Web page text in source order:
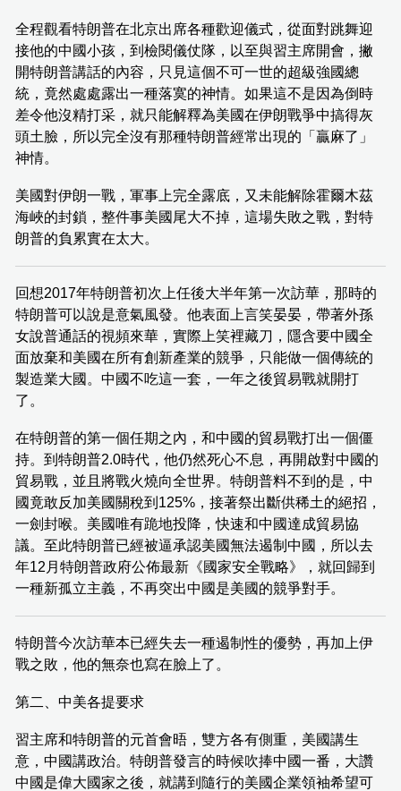
全程觀看特朗普在北京出席各種歡迎儀式，從面對跳舞迎
接他的中國小孩，到檢閱儀仗隊，以至與習主席開會，撇
開特朗普講話的內容，只見這個不可一世的超級強國總
統，竟然處處露出一種落寞的神情。如果這不是因為倒時
差令他沒精打采，就只能解釋為美國在伊朗戰爭中搞得灰
頭土臉，所以完全沒有那種特朗普經常出現的「贏麻了」
神情。
美國對伊朗一戰，軍事上完全露底，又未能解除霍爾木茲
海峽的封鎖，整件事美國尾大不掉，這場失敗之戰，對特
朗普的負累實在太大。
回想2017年特朗普初次上任後大半年第一次訪華，那時的
特朗普可以說是意氣風發。他表面上言笑晏晏，帶著外孫
女說普通話的視頻來華，實際上笑裡藏刀，隱含要中國全
面放棄和美國在所有創新產業的競爭，只能做一個傳統的
製造業大國。中國不吃這一套，一年之後貿易戰就開打
了。
在特朗普的第一個任期之內，和中國的貿易戰打出一個僵
持。到特朗普2.0時代，他仍然死心不息，再開啟對中國的
貿易戰，並且將戰火燒向全世界。特朗普料不到的是，中
國竟敢反加美國關稅到125%，接著祭出斷供稀土的絕招，
一劍封喉。美國唯有跪地投降，快速和中國達成貿易協
議。至此特朗普已經被逼承認美國無法遏制中國，所以去
年12月特朗普政府公佈最新《國家安全戰略》，就回歸到
一種新孤立主義，不再突出中國是美國的競爭對手。
特朗普今次訪華本已經失去一種遏制性的優勢，再加上伊
戰之敗，他的無奈也寫在臉上了。
第二、中美各提要求
習主席和特朗普的元首會晤，雙方各有側重，美國講生
意，中國講政治。特朗普發言的時候吹捧中國一番，大讚
中國是偉大國家之後，就講到隨行的美國企業領袖希望可